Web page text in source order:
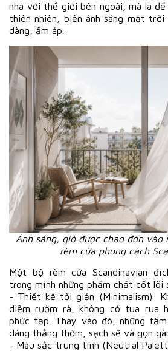
nhà với thế giới bên ngoài, mà là
thiên nhiên, biến ánh sáng mặt trời
dàng, ấm áp.
Ánh sáng, gió được chào đón vào
rèm cửa phong cách
Một bộ rèm cửa Scandinavian
trong mình những phẩm chất cốt lõi
- Thiết kế tối giản (Minimalism):
diềm rườm rà, không có tua rua
phức tạp. Thay vào đó, những
dáng thẳng thớm, sạch sẽ và gọn
- Màu sắc trung tính (Neutral